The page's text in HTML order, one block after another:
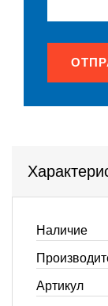
Наличие
Артикул